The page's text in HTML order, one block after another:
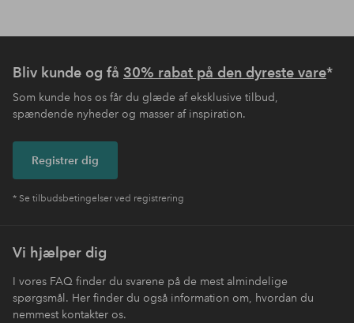
Bliv kunde og få 30% rabat på den dyreste vare*
Som kunde hos os får du glæde af eksklusive tilbud,
spændende nyheder og masser af inspiration.
Registrer dig
* Se tilbudsbetingelser ved registrering
Vi hjælper dig
I vores FAQ finder du svarene på de mest almindelige
spørgsmål. Her finder du også information om, hvordan du
nemmest kontakter os.